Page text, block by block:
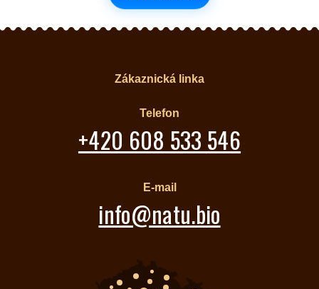
Zákaznická linka
Telefon
+420 608 533 546
E-mail
info@natu.bio